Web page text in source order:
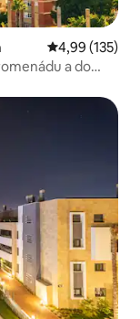
Priemerné
4,99 (135)
a do